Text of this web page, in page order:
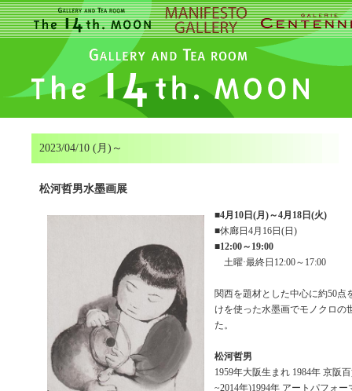
2023/04/10 (月)～
松河哲男水墨画展
■4月10日(月)～4月18日(火)
■休廊日4月16日(日)
■12:00～19:00
土曜·最終日12:00～17:00
関西を題材とした中心に約50点
けを使った水墨画でモノクロの
た。
松河哲男
1959年大阪生まれ 1984年 京阪
~2014年)1994年 アートパフォー